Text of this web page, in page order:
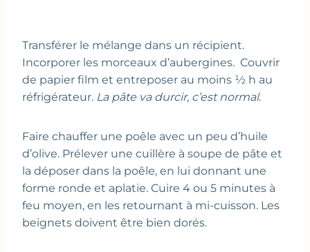
Transférer le mélange dans un récipient.
Incorporer les morceaux d’aubergines. Couvrir
de papier film et entreposer au moins ½ h au
réfrigérateur. La pâte va durcir, c’est normal.
Faire chauffer une poêle avec un peu d’huile
d’olive. Prélever une cuillère à soupe de pâte et
la déposer dans la poêle, en lui donnant une
forme ronde et aplatie. Cuire 4 ou 5 minutes à
feu moyen, en les retournant à mi-cuisson. Les
beignets doivent être bien dorés.